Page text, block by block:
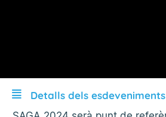
Detalls dels esdeveniments